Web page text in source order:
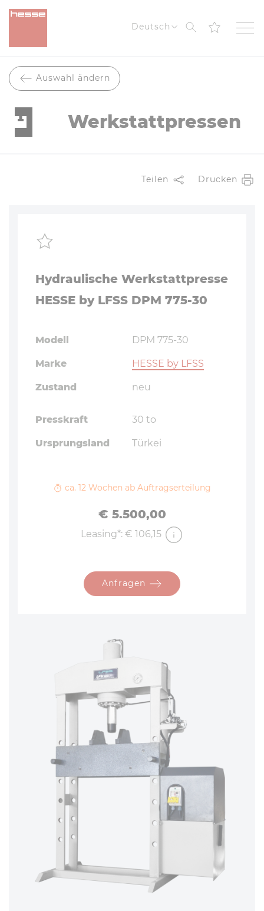
Deutsch Suche
Auswahl ändern
Werkstattpressen
Teilen Drucken
Hydraulische Werkstattpresse
HESSE by LFSS DPM 775-30
Modell DPM 775-30
Marke HESSE by LFSS
Zustand neu
Presskraft 30 to
Ursprungsland Türkei
ca. 12 Wochen ab Auftragserteilung
Preis
€ 5.500,00
Leasing*: € 106,15
Anfragen